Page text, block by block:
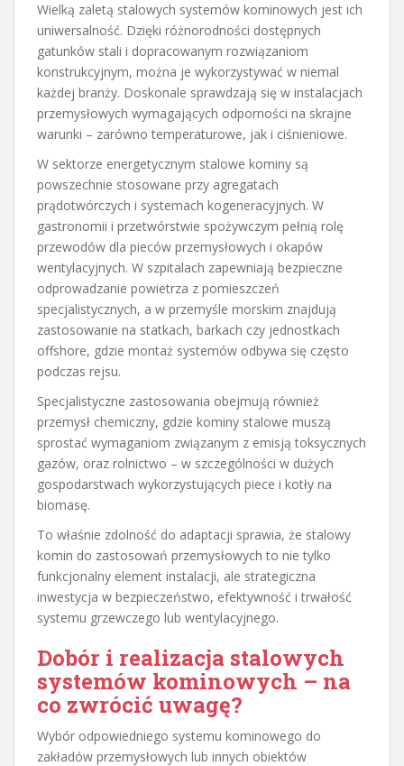
Wielką zaletą stalowych systemów kominowych jest ich
uniwersalność. Dzięki różnorodności dostępnych
gatunków stali i dopracowanym rozwiązaniom
konstrukcyjnym, można je wykorzystywać w niemal
każdej branży. Doskonale sprawdzają się w instalacjach
przemysłowych wymagających odporności na skrajne
warunki – zarówno temperaturowe, jak i ciśnieniowe.
W sektorze energetycznym stalowe kominy są
powszechnie stosowane przy agregatach
prądotwórczych i systemach kogeneracyjnych. W
gastronomii i przetwórstwie spożywczym pełnią rolę
przewodów dla pieców przemysłowych i okapów
wentylacyjnych. W szpitalach zapewniają bezpieczne
odprowadzanie powietrza z pomieszczeń
specjalistycznych, a w przemyśle morskim znajdują
zastosowanie na statkach, barkach czy jednostkach
offshore, gdzie montaż systemów odbywa się często
podczas rejsu.
Specjalistyczne zastosowania obejmują również
przemysł chemiczny, gdzie kominy stalowe muszą
sprostać wymaganiom związanym z emisją toksycznych
gazów, oraz rolnictwo – w szczególności w dużych
gospodarstwach wykorzystujących piece i kotły na
biomasę.
To właśnie zdolność do adaptacji sprawia, że stalowy
komin do zastosowań przemysłowych to nie tylko
funkcjonalny element instalacji, ale strategiczna
inwestycja w bezpieczeństwo, efektywność i trwałość
systemu grzewczego lub wentylacyjnego.
Dobór i realizacja stalowych
systemów kominowych – na
co zwrócić uwagę?
Wybór odpowiedniego systemu kominowego do
zakładów przemysłowych lub innych obiektów